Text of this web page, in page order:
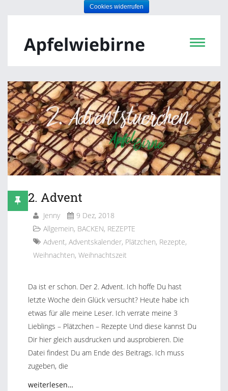
2. Advent
Jenny
9 Dez, 2018
Allgemein, BACKEN, REZEPTE
Advent, Adventskalender, Plätzchen, Rezepte,
Weihnachten, Weihnachtszeit
Da ist er schon. Der 2. Advent. Ich hoffe Du hast
letzte Woche dein Glück versucht? Heute habe ich
etwas für alle meine Leser. Ich verrate meine 3
Lieblings – Plätzchen – Rezepte Und diese kannst Du
Dir hier gleich ausdrucken und ausprobieren. Die
Datei findest Du am Ende des Beitrags. Ich muss
zugeben, die
weiterlesen…